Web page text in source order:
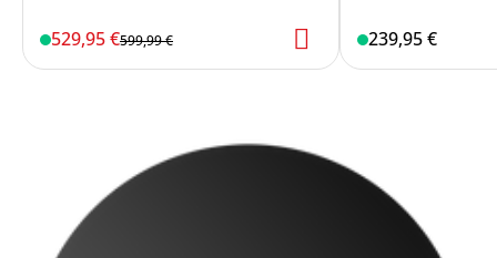
529,95 €599,99 € 239,95 €